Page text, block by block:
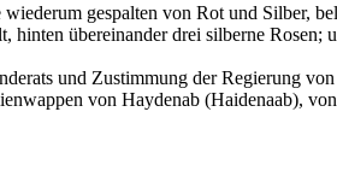
gespalten von Rot und Silber,
hinten übereinander drei silberne
und Zustimmung der Regierung
von Haydenab (Haidenaab),